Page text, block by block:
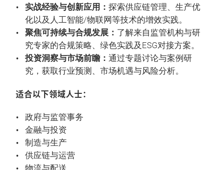
实战经验与创新应用： 探索供应链管理、生产优
化以及人工智能/物联网等技术的增效实践。
聚焦可持续与合规发展： 了解来自监管机构与研
究专家的合规策略、绿色实践及ESG对接方案。
投资洞察与市场前瞻： 通过专题讨论与案例研
究，获取行业预测、市场机遇与风险分析。
适合以下领域人士：
政府与监管事务
金融与投资
制造与生产
供应链与运营